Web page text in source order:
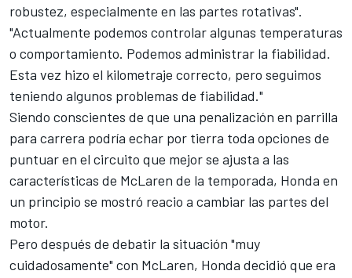
robustez, especialmente en las partes rotativas".
"Actualmente podemos controlar algunas temperaturas
o comportamiento. Podemos administrar la fiabilidad.
Esta vez hizo el kilometraje correcto, pero seguimos
teniendo algunos problemas de fiabilidad."
Siendo conscientes de que una penalización en parrilla
para carrera podría echar por tierra toda opciones de
puntuar en el circuito que mejor se ajusta a las
características de McLaren de la temporada, Honda en
un principio se mostró reacio a cambiar las partes del
motor.
Pero después de debatir la situación "muy
cuidadosamente" con McLaren, Honda decidió que era